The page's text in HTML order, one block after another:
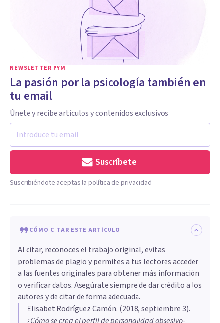
NEWSLETTER PYM
La pasión por la psicología también en
tu email
Únete y recibe artículos y contenidos exclusivos
Suscríbete
Suscribiéndote aceptas la política de privacidad
CÓMO CITAR ESTE ARTÍCULO
Al citar, reconoces el trabajo original, evitas
problemas de plagio y permites a tus lectores acceder
a las fuentes originales para obtener más información
o verificar datos. Asegúrate siempre de dar crédito a los
autores y de citar de forma adecuada.
Elisabet Rodríguez Camón. (2018, septiembre 3).
¿Cómo se crea el perfil de personalidad obsesivo-